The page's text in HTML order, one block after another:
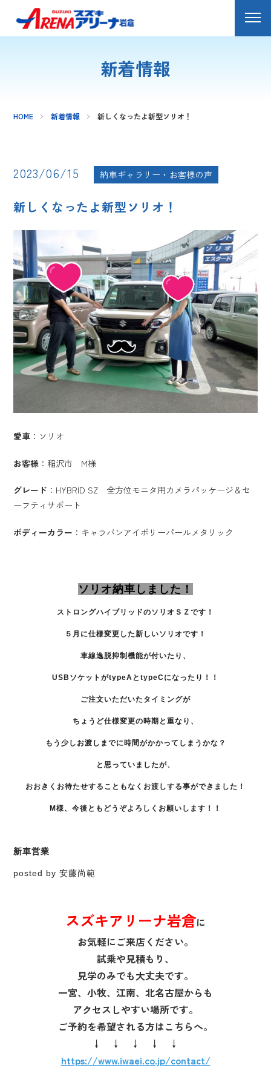
新着情報
HOME 新着情報 新しくなったよ新型ソリオ！
2023/06/15 納車ギャラリー・お客様の声
新しくなったよ新型ソリオ！
愛車 ：ソリオ
お客様 ：稲沢市 M様
グレード ：HYBRID SZ 全方位モニタ用カメラパッケージ＆セ
ーフティサポート
ボディーカラー ：キャラバンアイボリーパールメタリック
ソリオ納車しました！
ストロングハイブリッドのソリオＳＺです！
５月に仕様変更した新しいソリオです！
車線逸脱抑制機能が付いたり、
USBソケットがtypeAとtypeCになったり！！
ご注文いただいたタイミングが
ちょうど仕様変更の時期と重なり、
もう少しお渡しまでに時間がかかってしまうかな？
と思っていましたが、
おおきくお待たせすることもなくお渡しする事ができました！
M様、今後ともどうぞよろしくお願いします！！
新車営業
posted by 安藤尚範
スズキアリーナ岩倉に
お気軽にご来店ください。
試乗や見積もり、
見学のみでも大丈夫です。
一宮、小牧、江南、北名古屋からも
アクセスしやすい場所です。
ご予約を希望される方はこちらへ。
↓ ↓ ↓ ↓ ↓
https://www.iwaei.co.jp/contact/